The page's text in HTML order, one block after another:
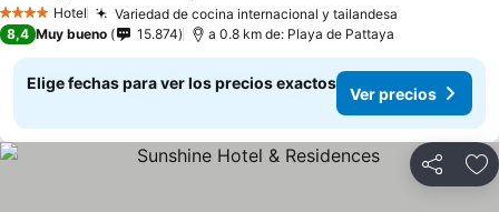
4 EstrellasHotel Variedad de cocina internacional y tailandesa
8,4 Muy bueno 15.874 a 0.8 km de: Playa de Pattaya
Elige fechas para ver los precios exactos
Ver precios
Compartir